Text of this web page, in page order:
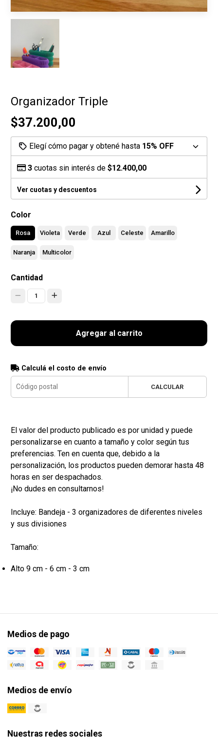
Organizador Triple
$37.200,00
Elegí cómo pagar y obtené hasta 15% OFF
3 cuotas sin interés de$12.400,00
Ver cuotas y descuentos
Color
Rosa Violeta Verde Azul Celeste Amarillo
Naranja Multicolor
Cantidad
1
Agregar al carrito
Calculá el costo de envío
CALCULAR
El valor del producto publicado es por unidad y puede
personalizarse en cuanto a tamaño y color según tus
preferencias. Ten en cuenta que, debido a la
personalización, los productos pueden demorar hasta 48
horas en ser despachados.
¡No dudes en consultarnos!
Incluye: Bandeja - 3 organizadores de diferentes niveles
y sus divisiones
Tamaño:
Alto 9 cm - 6 cm - 3 cm
Medios de pago
Medios de envío
Nuestras redes sociales